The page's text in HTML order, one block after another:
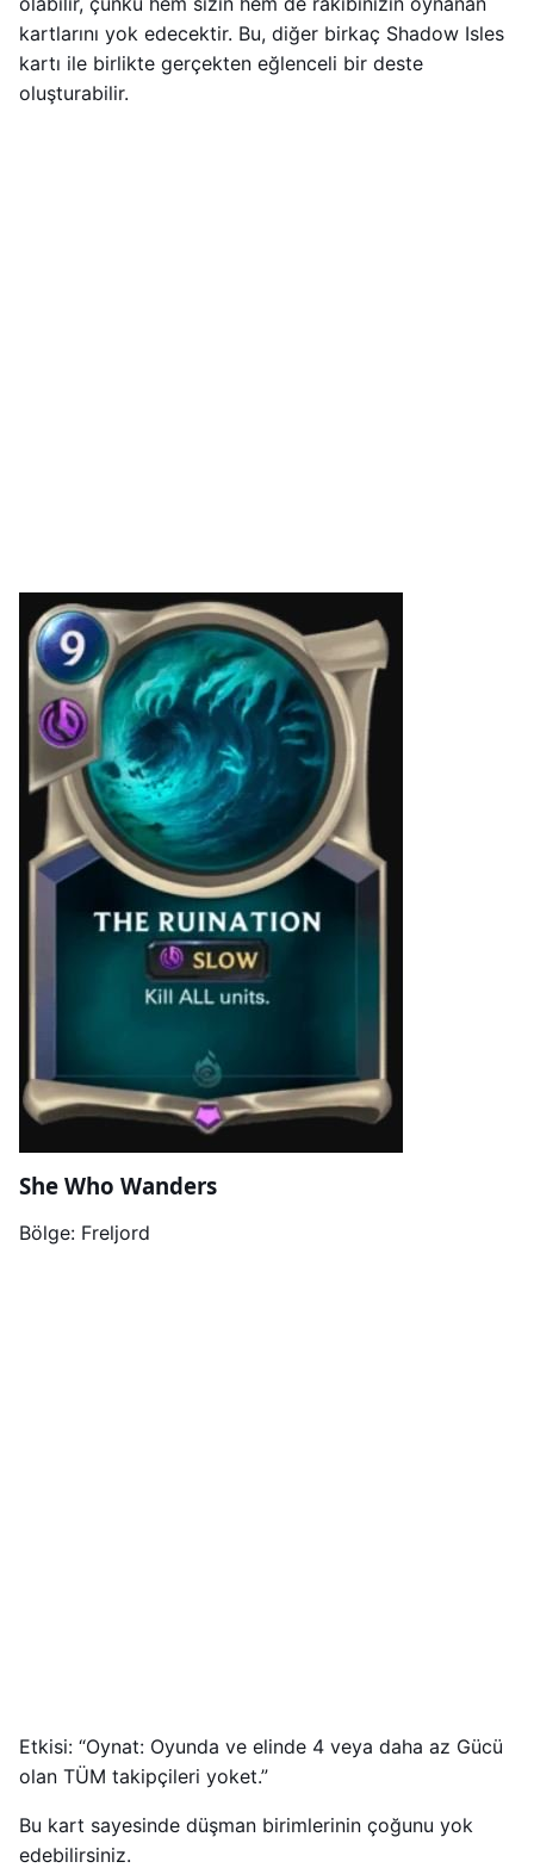
kartlarını yok edecektir. Bu, diğer birkaç Shadow Isles
kartı ile birlikte gerçekten eğlenceli bir deste
oluşturabilir.
She Who Wanders
Bölge: Freljord
Etkisi: “Oynat: Oyunda ve elinde 4 veya daha az Gücü
olan TÜM takipçileri yoket.”
Bu kart sayesinde düşman birimlerinin çoğunu yok
edebilirsiniz.